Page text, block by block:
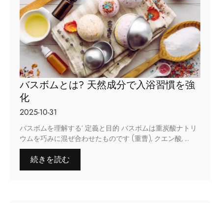
バスボムとは? 天然成分で入浴習慣を強
化
2025-10-31
バスボムを理解する’ 定義と目的 バスボムは重炭酸ナトリ
ウムを巧みに混ぜ合わせたものです (重曹), クエン酸, ...
続きを読む